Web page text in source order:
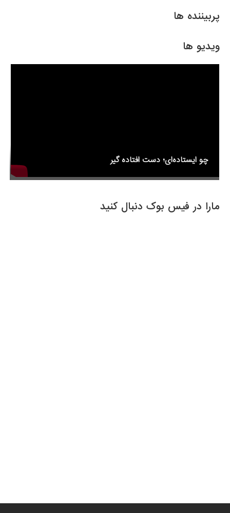
پربیننده ها
ویدیو ها
چو ایستاده‌ای؛ دست افتاده گیر
مارا در فیس بوک دنبال کنید
e
o
o
er